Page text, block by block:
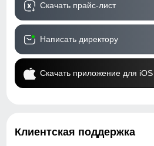
Скачать прайс-лист
Написать директору
Скачать приложение для iOS
Клиентская поддержка